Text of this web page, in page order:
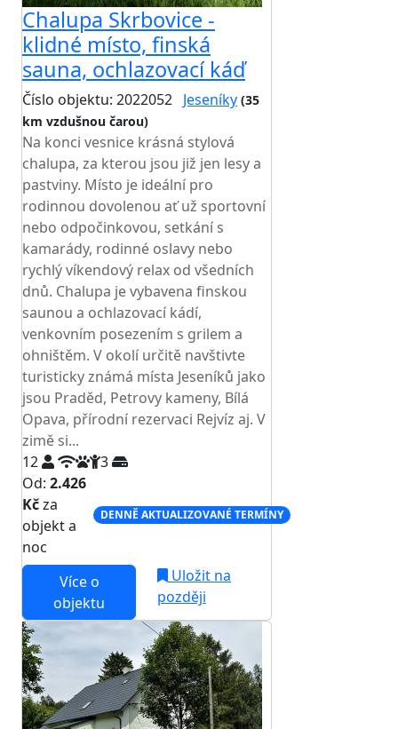
Chalupa Skrbovice -
klidné místo, finská
sauna, ochlazovací káď
Číslo objektu: 2022052 Jeseníky (35
km vzdušnou čarou)
Na konci vesnice krásná stylová
chalupa, za kterou jsou již jen lesy a
pastviny. Místo je ideální pro
rodinnou dovolenou ať už sportovní
nebo odpočinkovou, setkání s
kamarády, rodinné oslavy nebo
rychlý víkendový relax od všedních
dnů. Chalupa je vybavena finskou
saunou a ochlazovací kádí,
venkovním posezením s grilem a
ohništěm. V okolí určitě navštivte
turisticky známá místa Jeseníků jako
jsou Praděd, Petrovy kameny, Bílá
Opava, přírodní rezervaci Rejvíz aj. V
zimě si...
12
3
Od: 2.426
Kčza
objekt a
noc
DENNĚ AKTUALIZOVANÉ TERMÍNY
Více o
objektu
Uložit na
později